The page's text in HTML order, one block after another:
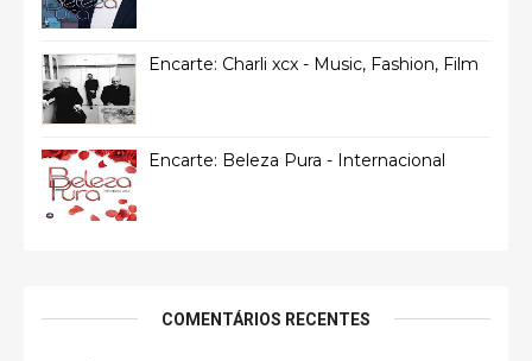
Encarte: Charli xcx - Music, Fashion, Film
Encarte: Beleza Pura - Internacional
COMENTÁRIOS RECENTES